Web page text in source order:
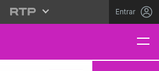
Entrar